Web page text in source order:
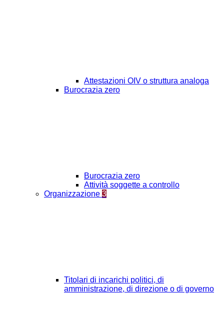
Attestazioni OIV o struttura analoga
Burocrazia zero
Burocrazia zero
Attività soggette a controllo
Organizzazione 3
Titolari di incarichi politici, di
amministrazione, di direzione o di governo